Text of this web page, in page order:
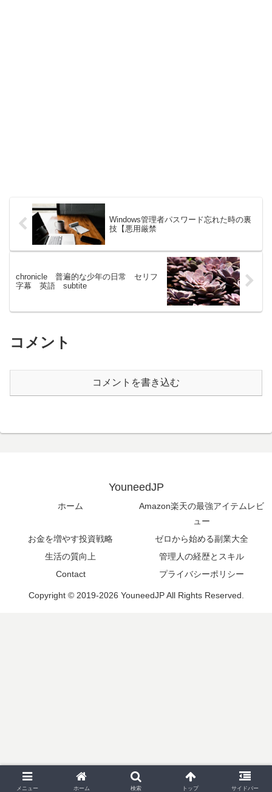
Windows管理者パスワード忘れた時の裏
技【悪用厳禁
chronicle 普遍的な少年の日常 セリフ
字幕 英語 subtite
コメント
コメントを書き込む
YouneedJP
ホーム
Amazon楽天の最強アイテムレビ
ュー
お金を増やす投資戦略
ゼロから始める副業大全
生活の質向上
管理人の経歴とスキル
Contact
プライバシーポリシー
Copyright © 2019-2026 YouneedJP All Rights Reserved.
メニュー ホーム 検索 トップ サイドバー